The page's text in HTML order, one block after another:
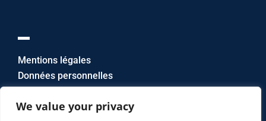
We value your privacy
Mentions légales
Données personnelles